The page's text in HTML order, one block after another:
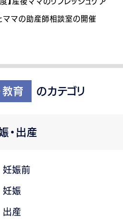
ママの助産師相談室の開催
教育 のカテゴリ
・出産
妊娠前
妊娠
出産